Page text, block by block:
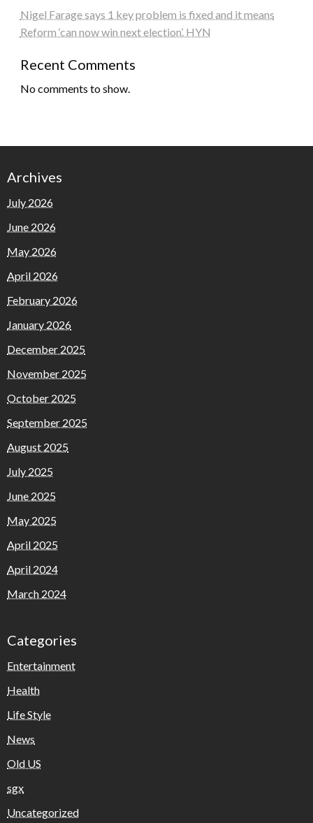
Nigel Farage says 1 key problem is fixed and it means
Reform ‘can now win next election’. HYN
Recent Comments
No comments to show.
Archives
July 2026
June 2026
May 2026
April 2026
February 2026
January 2026
December 2025
November 2025
October 2025
September 2025
August 2025
July 2025
June 2025
May 2025
April 2025
April 2024
March 2024
Categories
Entertainment
Health
Life Style
News
Old US
sgx
Uncategorized